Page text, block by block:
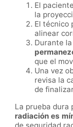
El
la
El técnico
alinear
Durante
que el
Una vez
revisa la
de
La prueba dura
radiación es